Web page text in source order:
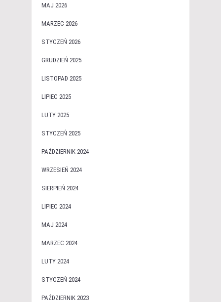
MAJ 2026
MARZEC 2026
STYCZEŃ 2026
GRUDZIEŃ 2025
LISTOPAD 2025
LIPIEC 2025
LUTY 2025
STYCZEŃ 2025
PAŹDZIERNIK 2024
WRZESIEŃ 2024
SIERPIEŃ 2024
LIPIEC 2024
MAJ 2024
MARZEC 2024
LUTY 2024
STYCZEŃ 2024
PAŹDZIERNIK 2023